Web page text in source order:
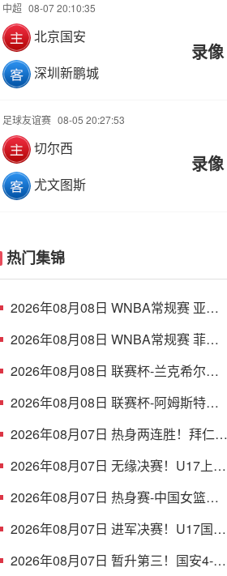
中超 08-07 20:10:35
北京国安
深圳新鹏城
录像
足球友谊赛 08-05 20:27:53
切尔西
尤文图斯
录像
热门集锦
2026年08月08日 WNBA常规赛 亚特
集锦
2026年08月08日 WNBA常规赛 菲尼
集锦
2026年08月08日 联赛杯-兰克希尔精
2026年08月08日 联赛杯-阿姆斯特朗
2026年08月07日 热身两连胜！拜仁2-
建功
2026年08月07日 无缘决赛！U17上海
王启戎扑点
2026年08月07日 热身赛-中国女篮险
2026年08月07日 进军决赛！U17国足
补两扑点
2026年08月07日 暂升第三！国安4-0